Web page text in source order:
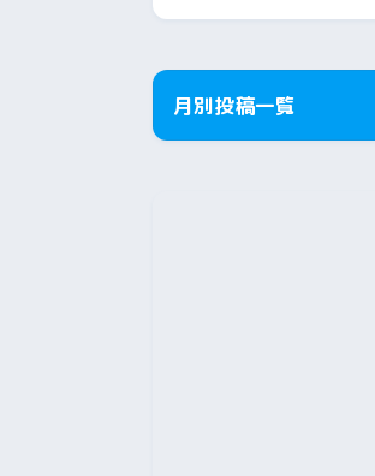
月別投稿一覧